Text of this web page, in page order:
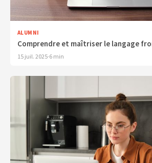
ALUMNI
Comprendre et maîtriser le langage
15 juil. 2025·6 min